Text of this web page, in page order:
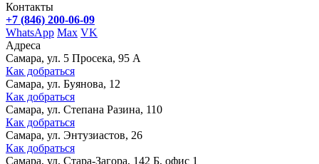
Контакты
+7 (846) 200-06-09
WhatsApp Max VK
Адреса
Самара, ул. 5 Просека, 95 А
Как добраться
Самара, ул. Буянова, 12
Как добраться
Самара, ул. Степана Разина, 110
Как добраться
Самара, ул. Энтузиастов, 26
Как добраться
Самара, ул. Стара-Загора, 142 Б, офис 1